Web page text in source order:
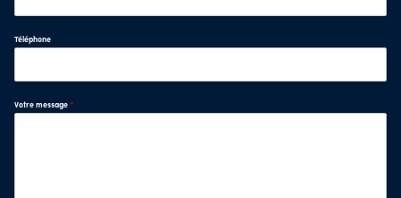
Téléphone
Votre message*